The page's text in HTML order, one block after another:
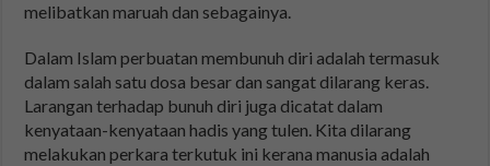
melibatkan maruah dan sebagainya.
Dalam Islam perbuatan membunuh diri adalah termasuk
dalam salah satu dosa besar dan sangat dilarang keras.
Larangan terhadap bunuh diri juga dicatat dalam
kenyataan-kenyataan hadis yang tulen. Kita dilarang
melakukan perkara terkutuk ini kerana manusia adalah